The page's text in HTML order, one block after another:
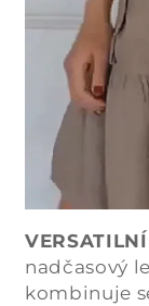
nadčasový
kombinuje